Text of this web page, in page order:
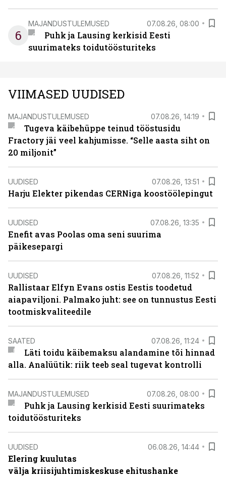
6
MAJANDUSTULEMUSED 07.08.26, 08:00
Puhk ja Lausing kerkisid Eesti
suurimateks toidutöösturiteks
VIIMASED UUDISED
MAJANDUSTULEMUSED 07.08.26, 14:19
Tugeva käibehüppe teinud tööstusidu
Fractory jäi veel kahjumisse. “Selle aasta siht on
20 miljonit”
UUDISED 07.08.26, 13:51
Harju Elekter pikendas CERNiga koostöölepingut
UUDISED 07.08.26, 13:35
Enefit avas Poolas oma seni suurima
päikesepargi
UUDISED 07.08.26, 11:52
Rallistaar Elfyn Evans ostis Eestis toodetud
aiapaviljoni. Palmako juht: see on tunnustus Eesti
tootmiskvaliteedile
SAATED 07.08.26, 11:24
Läti toidu käibemaksu alandamine tõi hinnad
alla. Analüütik: riik teeb seal tugevat kontrolli
MAJANDUSTULEMUSED 07.08.26, 08:00
Puhk ja Lausing kerkisid Eesti suurimateks
toidutöösturiteks
UUDISED 06.08.26, 14:44
Elering kuulutas
välja kriisijuhtimiskeskuse ehitushanke